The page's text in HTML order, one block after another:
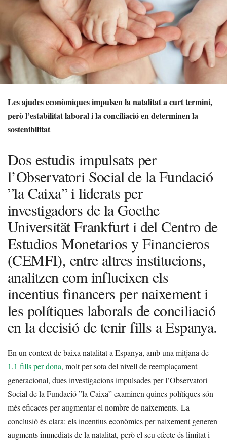
Les ajudes econòmiques impulsen la natalitat a curt termini,
però l’estabilitat laboral i la conciliació en determinen la
sostenibilitat
Dos estudis impulsats per
l’Observatori Social de la Fundació
”la Caixa” i liderats per
investigadors de la Goethe
Universität Frankfurt i del Centro de
Estudios Monetarios y Financieros
(CEMFI), entre altres institucions,
analitzen com influeixen els
incentius financers per naixement i
les polítiques laborals de conciliació
en la decisió de tenir fills a Espanya.
En un context de baixa natalitat a Espanya, amb una mitjana de
1,1 fills per dona, molt per sota del nivell de reemplaçament
generacional, dues investigacions impulsades per l’Observatori
Social de la Fundació ”la Caixa” examinen quines polítiques són
més eficaces per augmentar el nombre de naixements. La
conclusió és clara: els incentius econòmics per naixement generen
augments immediats de la natalitat, però el seu efecte és limitat i